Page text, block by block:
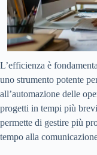
L’efficienza è
uno strumento potente
all’automazione delle
progetti in tempi più
permette di gestire più
tempo alla